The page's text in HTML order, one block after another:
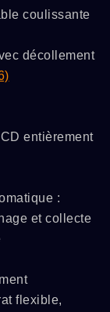
coulissante
décollement
entièrement
:
et collecte
flexible,